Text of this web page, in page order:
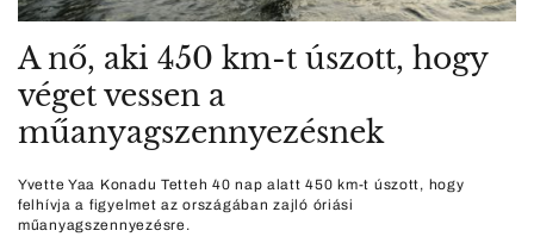
A nő, aki 450 km-t úszott, hogy
véget vessen a
műanyagszennyezésnek
Yvette Yaa Konadu Tetteh 40 nap alatt 450 km-t úszott, hogy
felhívja a figyelmet az országában zajló óriási
műanyagszennyezésre.